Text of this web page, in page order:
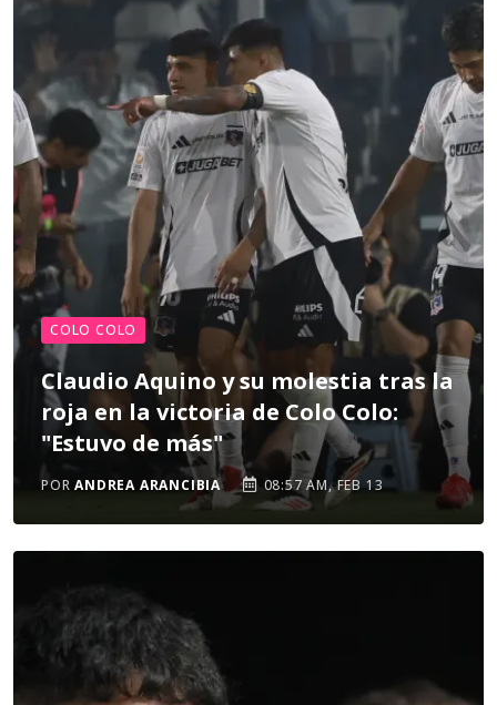
COLO COLO
Claudio Aquino y su molestia tras la
roja en la victoria de Colo Colo:
"Estuvo de más"
PORANDREA ARANCIBIA 08:57 AM, FEB 13